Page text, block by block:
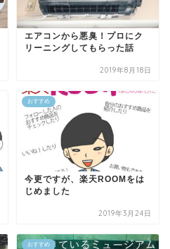
エアコンから悪臭！プロにク
リーニングしてもらった話
2019年8月18日
おすすめ
今更ですが、楽天ROOMをは
じめました
2019年3月24日
おすすめ